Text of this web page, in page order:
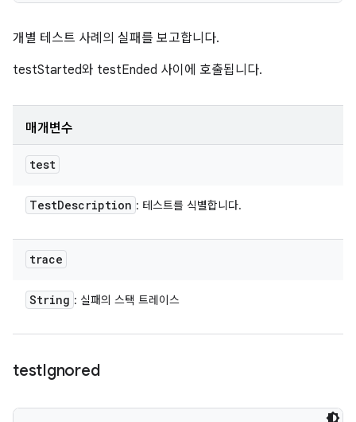
개별 테스트 사례의 실패를 보고합니다.
testStarted와 testEnded 사이에 호출됩니다.
매개변수
test
TestDescription : 테스트를 식별합니다.
trace
String : 실패의 스택 트레이스
testIgnored